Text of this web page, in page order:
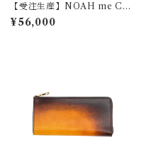
【受注生産】NOAH me CRA
FT（カスタム）
¥56,000